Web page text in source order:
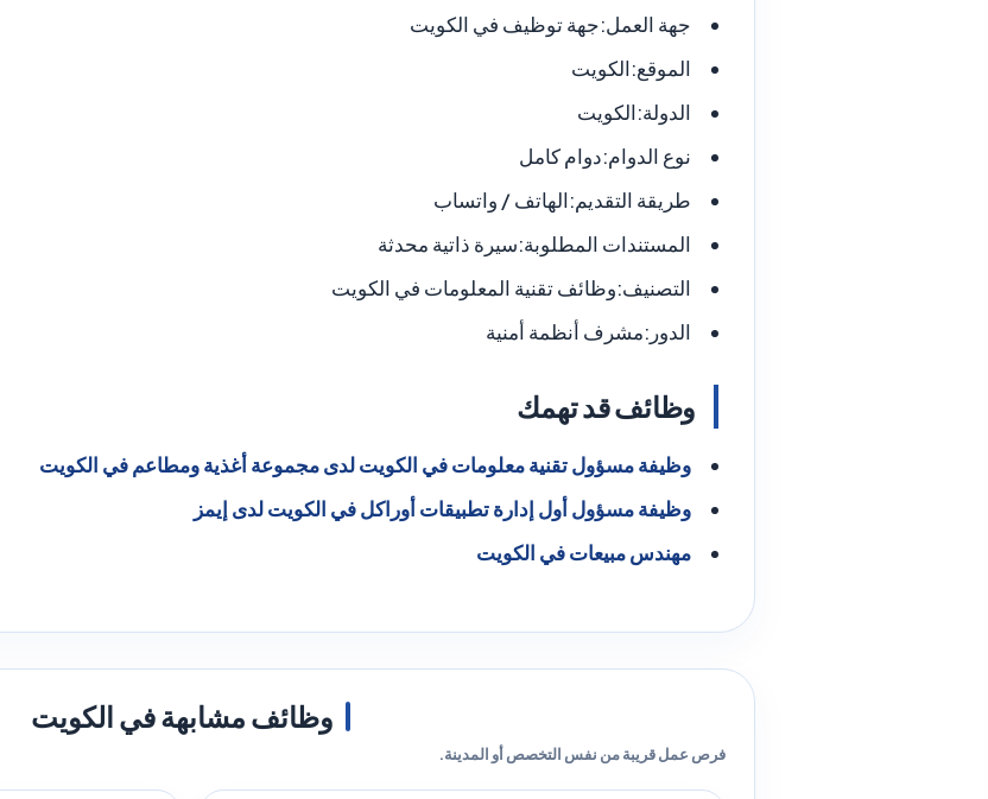
جهة العمل:جهة توظيف في الكويت
الموقع:الكويت
الدولة:الكويت
نوع الدوام:دوام كامل
طريقة التقديم:الهاتف / واتساب
المستندات المطلوبة:سيرة ذاتية محدثة
التصنيف:وظائف تقنية المعلومات في الكويت
الدور:مشرف أنظمة أمنية
وظائف قد تهمك
وظيفة مسؤول تقنية معلومات في الكويت لدى مجموعة أغذية ومطاعم في الكويت
وظيفة مسؤول أول إدارة تطبيقات أوراكل في الكويت لدى إيمز
مهندس مبيعات في الكويت
وظائف مشابهة في الكويت
فرص عمل قريبة من نفس التخصص أو المدينة.